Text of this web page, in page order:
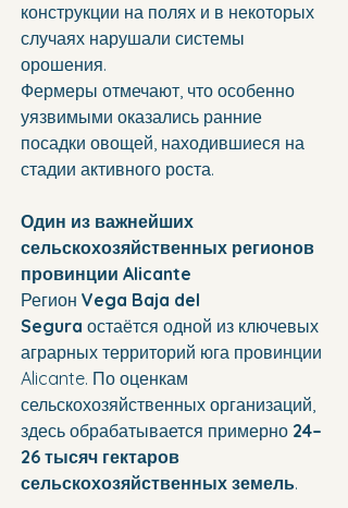
конструкции на полях и в некоторых
случаях нарушали системы
орошения.
Фермеры отмечают, что особенно
уязвимыми оказались ранние
посадки овощей, находившиеся на
стадии активного роста.
Один из важнейших
сельскохозяйственных регионов
провинции Alicante
Регион Vega Baja del
Segura остаётся одной из ключевых
аграрных территорий юга провинции
Alicante. По оценкам
сельскохозяйственных организаций,
здесь обрабатывается примерно 24–
26 тысяч гектаров
сельскохозяйственных земель.